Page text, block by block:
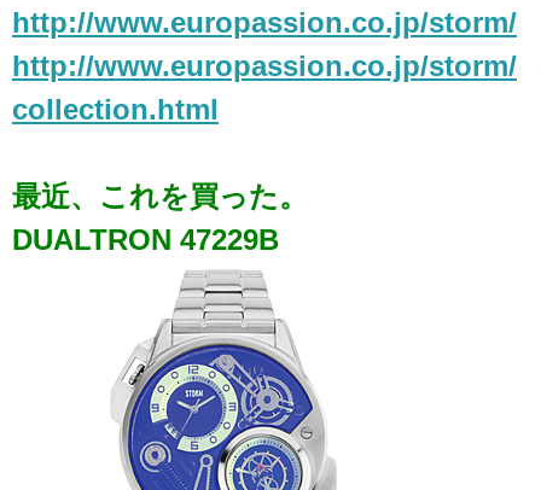
http://www.europassion.co.jp/storm/
http://www.europassion.co.jp/storm/
collection.html
最近、これを買った。
DUALTRON 47229B